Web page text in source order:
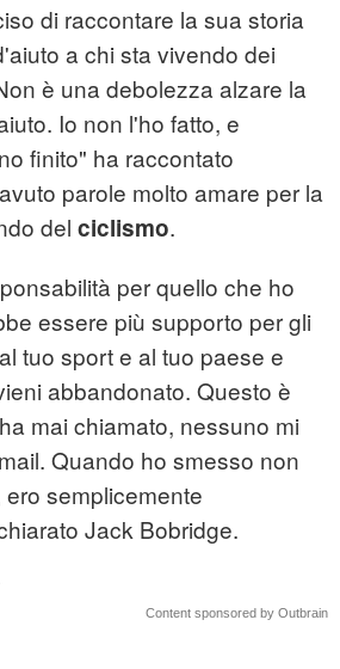
di raccontare la sua storia
a chi sta vivendo dei
è una debolezza alzare la
Io non l'ho fatto, e
finito" ha raccontato
parole molto amare per la
del ciclismo.
per quello che ho
essere più supporto per gli
tuo sport e al tuo paese e
abbandonato. Questo è
mai chiamato, nessuno mi
Quando ho smesso non
semplicemente
Jack Bobridge.
Content sponsored by Outbrain